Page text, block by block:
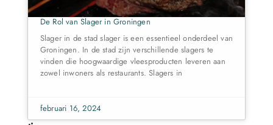
De Rol van Slager in Groningen
Slager in de stad slager is een essentieel onderdeel van
Groningen. In de stad zijn verschillende slagers te
vinden die hoogwaardige vleesproducten leveren aan
zowel inwoners als restaurants. Slagers in
februari 16, 2024